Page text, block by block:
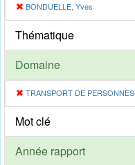
BONDUELLE, Yves
Thématique
Domaine
TRANSPORT DE PERSONNES
Mot clé
Année rapport